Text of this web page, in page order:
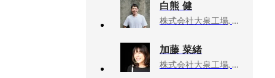
白熊 健
株式会社大泉工場, Web Director
加藤 菜緒
株式会社大泉工場, 広報PR